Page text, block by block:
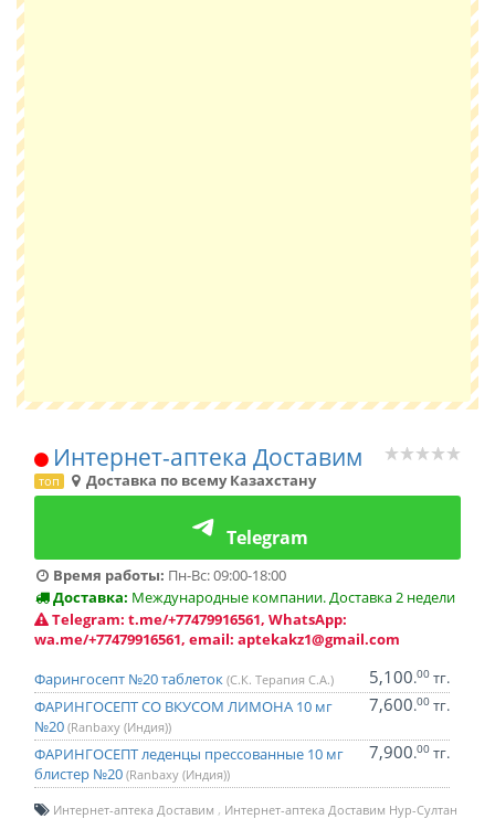
Интернет-аптека Доставим
топ Доставка по всему Казахстану
Telegram
Время работы: Пн-Вс: 09:00-18:00
Доставка: Международные компании. Доставка 2 недели
Telegram: t.me/+77479916561, WhatsApp:
wa.me/+77479916561, email: aptekakz1@gmail.com
Фарингосепт №20 таблеток (С.К. Терапия С.А.) 5,100.00 тг.
ФАРИНГОСЕПТ СО ВКУСОМ ЛИМОНА 10 мг
№20 (Ranbaxy (Индия))
7,600.00 тг.
ФАРИНГОСЕПТ леденцы прессованные 10 мг
блистер №20 (Ranbaxy (Индия))
7,900.00 тг.
Интернет-аптека Доставим
Интернет-аптека Доставим Нур-Султан